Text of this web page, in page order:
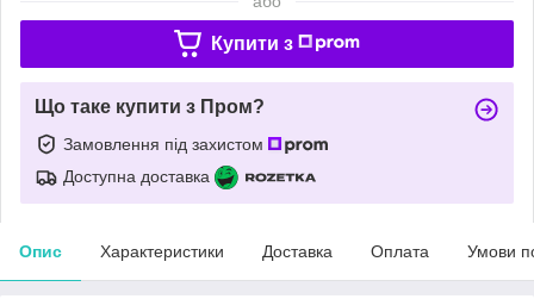
Купити з
Що таке купити з Пром?
Замовлення під захистом
Доступна доставка
Опис Характеристики Доставка Оплата Умови